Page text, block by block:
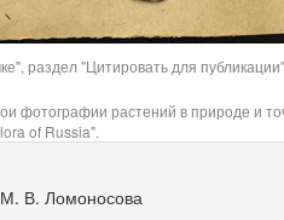
раздел "Цитировать для
фотографии растений в природе и
of Russia".
М. В. Ломоносова